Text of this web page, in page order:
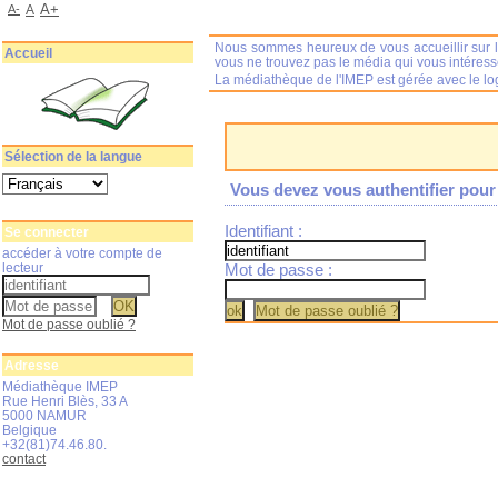
Vous devez vous authentifier
Identifiant :
Mot de passe :
Nous sommes heureux de vous accueillir
vous ne trouvez pas le média qui vous
La médiathèque de l'IMEP est gérée avec le
A- A A+
Accueil
Sélection de la langue
Se connecter
accéder à votre compte de
lecteur
Mot de passe oublié ?
Adresse
Médiathèque IMEP
Rue Henri Blès, 33 A
5000 NAMUR
Belgique
+32(81)74.46.80.
contact